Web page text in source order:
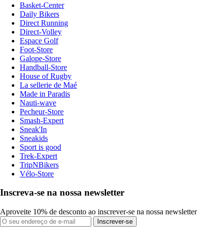
Basket-Center
Daily Bikers
Direct Running
Direct-Volley
Espace Golf
Foot-Store
Galope-Store
Handball-Store
House of Rugby
La sellerie de Maé
Made in Paradis
Nauti-wave
Pecheur-Store
Smash-Expert
Sneak'In
Sneakids
Sport is good
Trek-Expert
TripNBikers
Vélo-Store
Inscreva-se na nossa newsletter
Aproveite 10% de desconto ao inscrever-se na nossa newsletter
Inscrever-se